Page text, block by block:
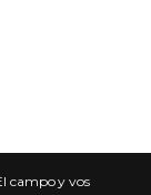
campo y vos